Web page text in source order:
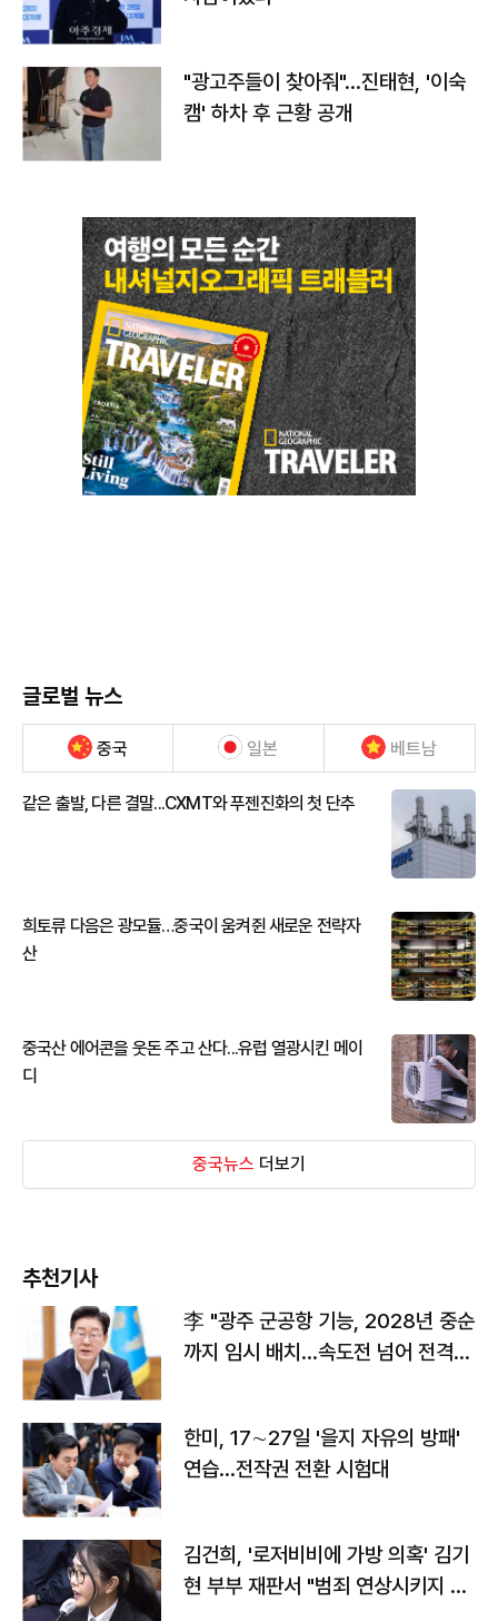
"광고주들이 찾아줘"…진태현, '이숙
캠' 하차 후 근황 공개
글로벌 뉴스
중국 일본 베트남
같은 출발, 다른 결말...CXMT와 푸젠진화의 첫 단추
희토류 다음은 광모듈…중국이 움켜쥔 새로운 전략자
산
중국산 에어콘을 웃돈 주고 산다...유럽 열광시킨 메이
디
중국뉴스 더보기
추천기사
李 "광주 군공항 기능, 2028년 중순
까지 임시 배치…속도전 넘어 전격
한미, 17∼27일 '을지 자유의 방패'
연습…전작권 전환 시험대
김건희, '로저비비에 가방 의혹' 김기
현 부부 재판서 "범죄 연상시키지 말